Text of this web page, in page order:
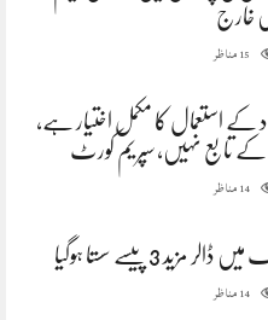
خارج
15مناظر
کے استعمال کا مکمل اختیار ہے،
کے تابع نہیں، سپریم کورٹ
14مناظر
مزید 3 پیسے سستا ہوگیا
14مناظر